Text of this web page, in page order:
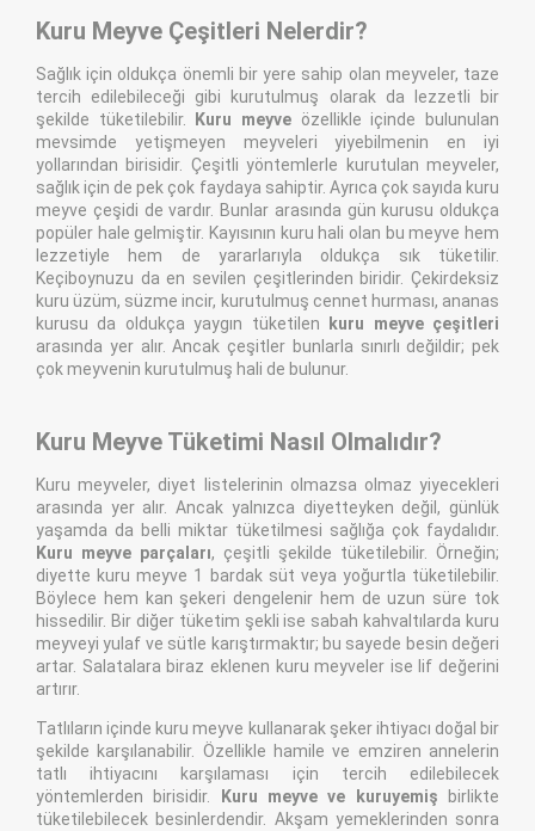
Kuru Meyve Çeşitleri Nelerdir?
Sağlık için oldukça önemli bir yere sahip olan meyveler, taze
tercih edilebileceği gibi kurutulmuş olarak da lezzetli bir
şekilde tüketilebilir.
Kuru meyve özellikle içinde bulunulan
mevsimde yetişmeyen meyveleri yiyebilmenin en iyi
yollarından birisidir. Çeşitli yöntemlerle kurutulan meyveler,
sağlık için de pek çok faydaya sahiptir. Ayrıca çok sayıda kuru
meyve çeşidi de vardır. Bunlar arasında gün kurusu oldukça
popüler hale gelmiştir. Kayısının kuru hali olan bu meyve hem
lezzetiyle hem de yararlarıyla oldukça sık tüketilir.
Keçiboynuzu da en sevilen çeşitlerinden biridir. Çekirdeksiz
kuru üzüm, süzme incir, kurutulmuş cennet hurması, ananas
kurusu da oldukça yaygın tüketilen
kuru meyve çeşitleri
arasında yer alır. Ancak çeşitler bunlarla sınırlı değildir; pek
çok meyvenin kurutulmuş hali de bulunur.
Kuru Meyve Tüketimi Nasıl Olmalıdır?
Kuru meyveler, diyet listelerinin olmazsa olmaz yiyecekleri
arasında yer alır. Ancak yalnızca diyetteyken değil, günlük
yaşamda da belli miktar tüketilmesi sağlığa çok faydalıdır.
Kuru meyve parçaları, çeşitli şekilde tüketilebilir. Örneğin;
diyette kuru meyve 1 bardak süt veya yoğurtla tüketilebilir.
Böylece hem kan şekeri dengelenir hem de uzun süre tok
hissedilir. Bir diğer tüketim şekli ise sabah kahvaltılarda kuru
meyveyi yulaf ve sütle karıştırmaktır; bu sayede besin değeri
artar. Salatalara biraz eklenen kuru meyveler ise lif değerini
artırır.
Tatlıların içinde kuru meyve kullanarak şeker ihtiyacı doğal bir
şekilde karşılanabilir. Özellikle hamile ve emziren annelerin
tatlı ihtiyacını karşılaması için tercih edilebilecek
yöntemlerden birisidir.
Kuru meyve ve kuruyemiş birlikte
tüketilebilecek besinlerdendir. Akşam yemeklerinden sonra